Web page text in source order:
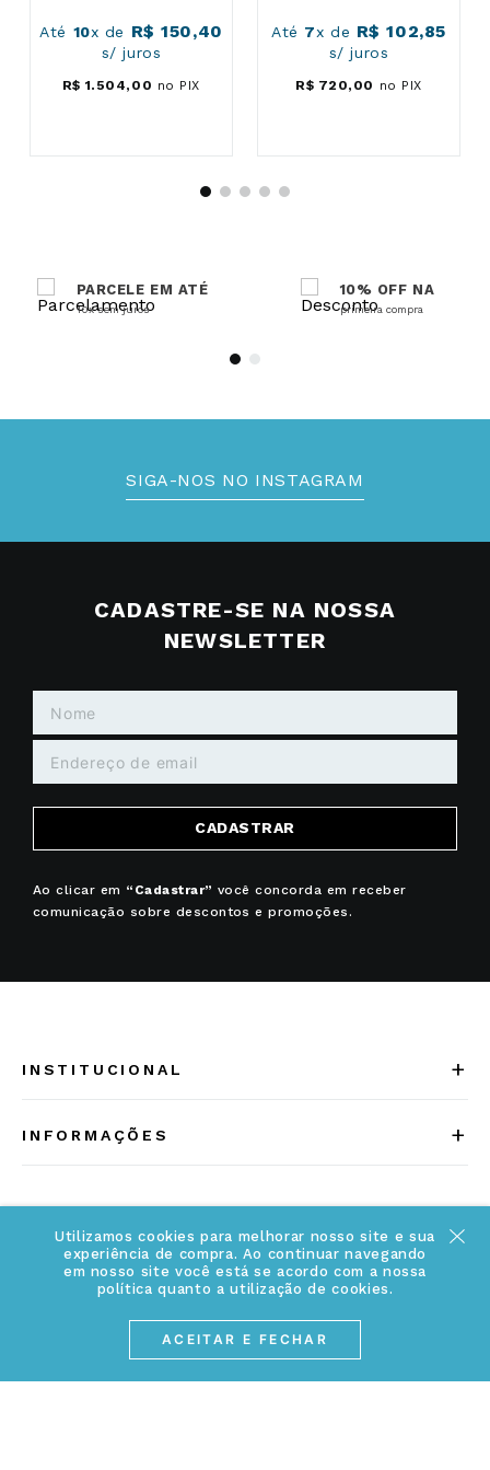
Utilizamos cookies para melhorar nosso site e sua
experiência de compra. Ao continuar navegando
em nosso site você está se acordo com a nossa
política quanto a utilização de cookies.
ACEITAR E FECHAR
Até 10x de R$ 150,40
s/ juros
R$ 1. 504, 00 no PIX
Até 7x de R$ 102,85
s/ juros
R$ 720, 00 no PIX
PARCELE EM ATÉ
10x sem juros
10% OFF NA
primeira compra
SIGA-NOS NO INSTAGRAM
CADASTRE-SE NA NOSSA
NEWSLETTER
CADASTRAR
Ao clicar em “Cadastrar” você concorda em receber
comunicação sobre descontos e promoções.
INSTITUCIONAL +
Conheça a linha MVNDOS
INFORMAÇÕES +
Política de Privacidade
ATENDIMENTO
(17) 3234-2299
contato.mvndos@webjoias.com.br
Horário de atendimento: De segunda à sexta-feira das